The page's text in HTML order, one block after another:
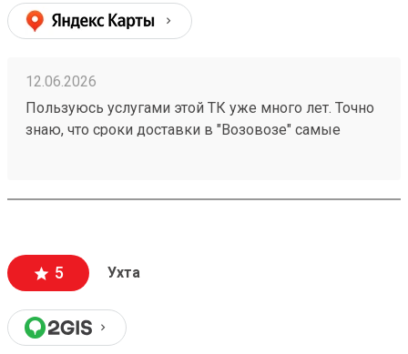
12.06.2026
Пользуюсь услугами этой ТК уже много лет. Точно
знаю, что сроки доставки в "Возовозе" самые
доставки везде постоянно растет, именно в
5 Ухта